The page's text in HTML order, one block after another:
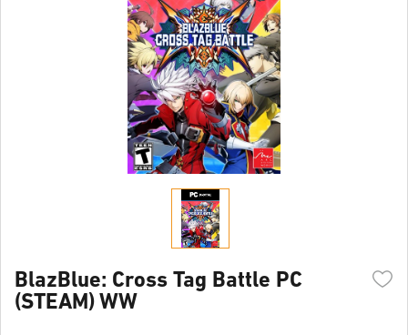
BlazBlue: Cross Tag Battle PC
(STEAM) WW